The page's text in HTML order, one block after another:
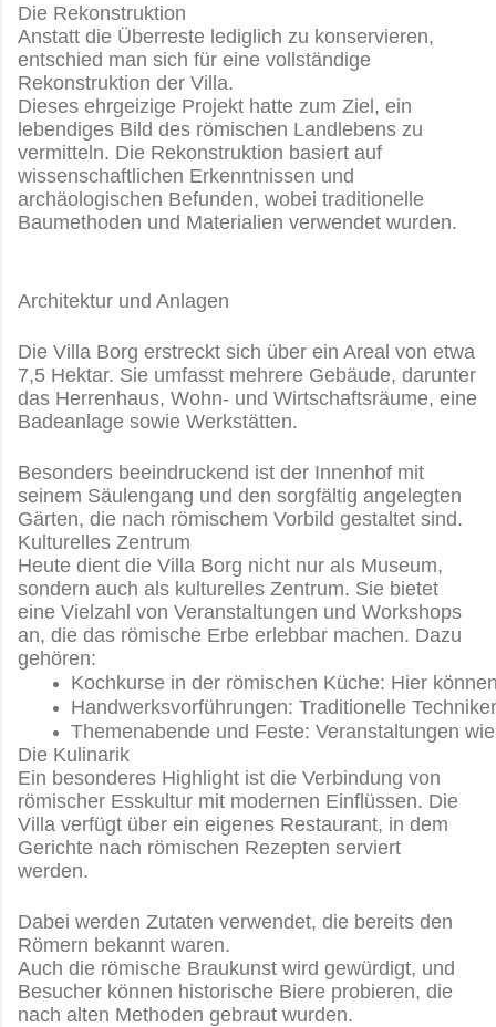
Die Rekonstruktion
Anstatt die Überreste lediglich zu konservieren,
entschied man sich für eine vollständige
Rekonstruktion der Villa.
Dieses ehrgeizige Projekt hatte zum Ziel, ein
lebendiges Bild des römischen Landlebens zu
vermitteln. Die Rekonstruktion basiert auf
wissenschaftlichen Erkenntnissen und
archäologischen Befunden, wobei traditionelle
Baumethoden und Materialien verwendet wurden.
Architektur und Anlagen
Die Villa Borg erstreckt sich über ein Areal von etwa
7,5 Hektar. Sie umfasst mehrere Gebäude, darunter
das Herrenhaus, Wohn- und Wirtschaftsräume, eine
Badeanlage sowie Werkstätten.
Besonders beeindruckend ist der Innenhof mit
seinem Säulengang und den sorgfältig angelegten
Gärten, die nach römischem Vorbild gestaltet sind.
Kulturelles Zentrum
Heute dient die Villa Borg nicht nur als Museum,
sondern auch als kulturelles Zentrum. Sie bietet
eine Vielzahl von Veranstaltungen und Workshops
an, die das römische Erbe erlebbar machen. Dazu
gehören:
Kochkurse in der römischen Küche: Hier
Handwerksvorführungen: Traditionelle
Themenabende und Feste: Veranstaltungen
Die Kulinarik
Ein besonderes Highlight ist die Verbindung von
römischer Esskultur mit modernen Einflüssen. Die
Villa verfügt über ein eigenes Restaurant, in dem
Gerichte nach römischen Rezepten serviert
werden.
Dabei werden Zutaten verwendet, die bereits den
Römern bekannt waren.
Auch die römische Braukunst wird gewürdigt, und
Besucher können historische Biere probieren, die
nach alten Methoden gebraut wurden.